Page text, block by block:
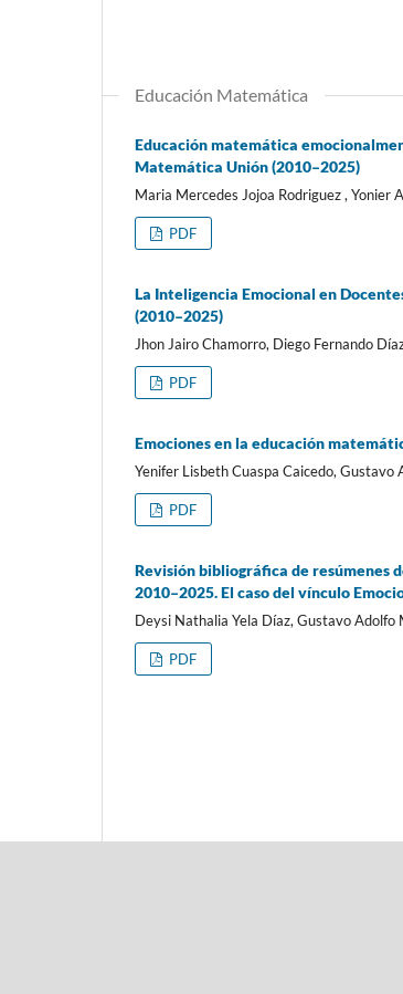
Educación Matemática
Educación matemática
Matemática Unión (2010–2025)
Maria Mercedes Jojoa Rodriguez ,
PDF
La Inteligencia Emocional en
(2010–2025)
Jhon Jairo Chamorro, Diego Fernando
PDF
Emociones en la educación
Yenifer Lisbeth Cuaspa Caicedo,
PDF
Revisión bibliográfica de resúmenes
2010–2025. El caso del vínculo
Deysi Nathalia Yela Díaz, Gustavo
PDF